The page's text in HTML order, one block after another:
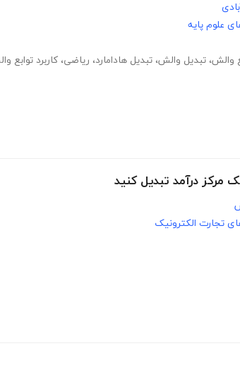
علوم پایه
والش، تبدیل والش، تبدیل هادامارد، ریاضی، کاربرد توابع
مرکز درآمد تبدیل کنید
تجارت الکترونیک